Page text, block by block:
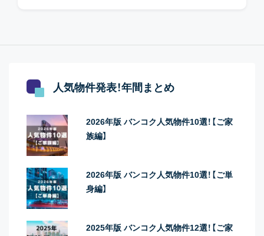
人気物件発表！年間まとめ
2026年版 バンコク人気物件10選！【ご家
族編】
2026年版 バンコク人気物件10選！【ご単
身編】
2025年版 バンコク人気物件12選！【ご家